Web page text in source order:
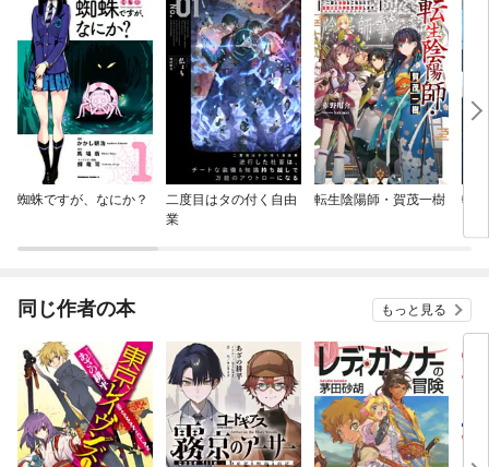
蜘蛛ですが、なにか？
二度目はタの付く自由
業
転生陰陽師・賀茂一樹
転
同じ作者の本 もっと見る